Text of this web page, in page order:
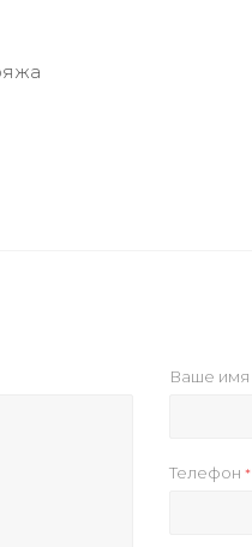
Ваше имя
Телефон *